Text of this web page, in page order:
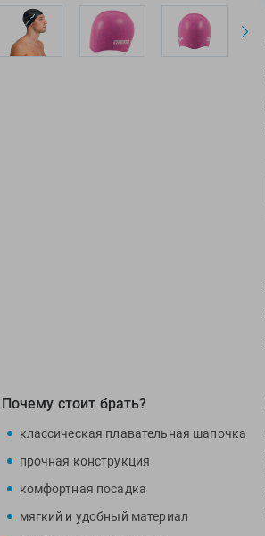
Почему стоит брать?
классическая плавательная шапочка
прочная конструкция
комфортная посадка
мягкий и удобный материал